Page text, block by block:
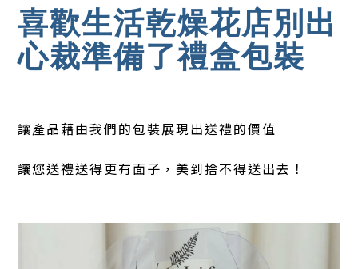
喜歡生活乾燥花店別出
心裁準備了禮盒包裝
讓產品藉由我們的包裝展現出送禮的價值
讓您送禮送得更有面子，美到捨不得送出去！